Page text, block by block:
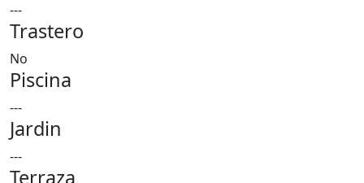
---
Trastero
No
Piscina
---
Jardin
---
Terraza